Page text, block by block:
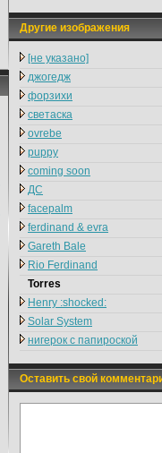
Другие изображения
[не указано]
джогедж
форзихи
светаска
ovrebe
puppy
coming soon
ДС
facepalm
ferdinand & evra
Gareth Bale
Rio Ferdinand
Torres
Henry :shocked:
Solar System
нигерок с папироской
Оставить свой